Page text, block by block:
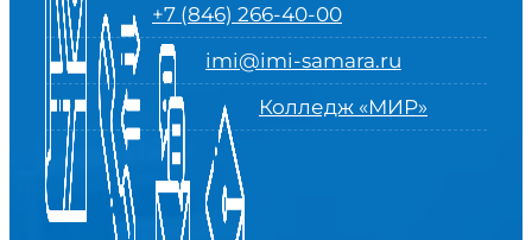
+7 (846) 266-40-00
imi@imi-samara.ru
Колледж «МИР»